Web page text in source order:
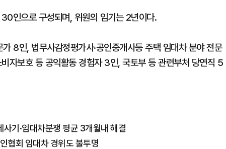
인으로 구성되며, 위원의 임기는 2년이다.
8인, 법무사감정평가사·공인중개사등 주택 임대차 분야 전문
자보호 등 공익활동 경험자 3인, 국토부 등 관련부처 당연직 5
기·임대차분쟁 평균 3개월내 해결
협회 임대차 경위도 불투명